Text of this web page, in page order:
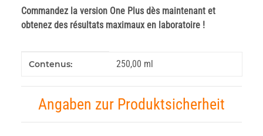
Commandez la version One Plus dès maintenant et
obtenez des résultats maximaux en laboratoire !
#productDetails.itemInformation#
#productDetails.itemValue#
Contenus: 250,00 ml
Angaben zur Produktsicherheit